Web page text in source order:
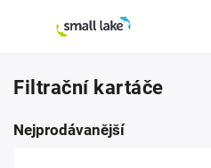
Filtrační kartáče
Nejprodávanější